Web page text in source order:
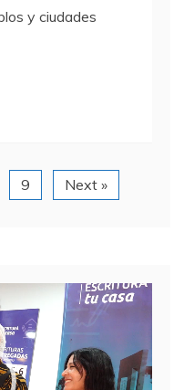
y ciudades
9 Next »